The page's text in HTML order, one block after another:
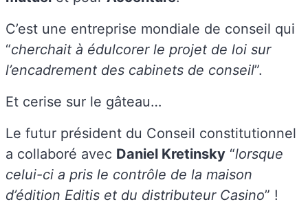
C’est une entreprise mondiale de conseil qui
“cherchait à édulcorer le projet de loi sur
l’encadrement des cabinets de conseil”.
Et cerise sur le gâteau…
Le futur président du Conseil constitutionnel
a collaboré avec Daniel Kretinsky “lorsque
celui-ci a pris le contrôle de la maison
d’édition Editis et du distributeur Casino” !